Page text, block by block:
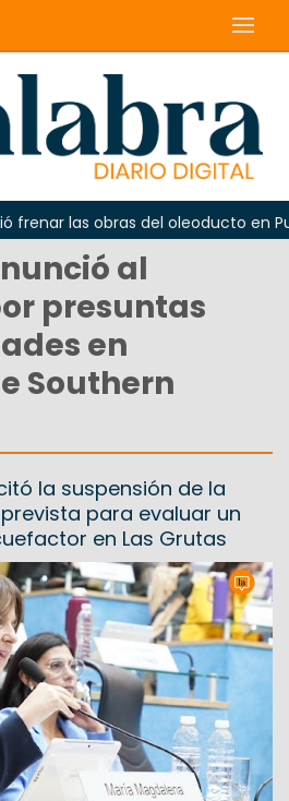
las obras del oleoducto en Punta
al
presuntas
en
Southern
la suspensión de la
para evaluar un
en Las Grutas